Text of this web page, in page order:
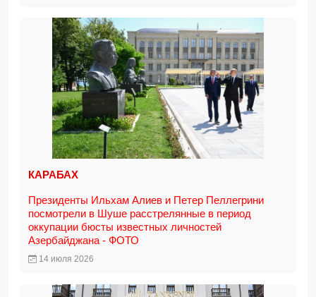
КАРАБАХ
Президенты Ильхам Алиев и Петер Пеллегрини
посмотрели в Шуше расстрелянные в период
оккупации бюсты известных личностей
Азербайджана - ФОТО
14 июля 2026